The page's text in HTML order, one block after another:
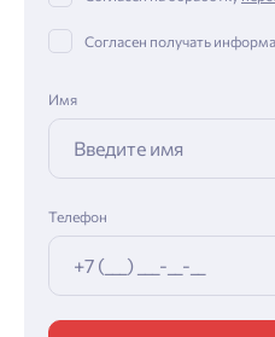
Согласен получать
Имя
Телефон